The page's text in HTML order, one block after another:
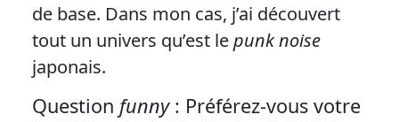
de base. Dans mon cas, j’ai découvert
tout un univers qu’est lepunk noise
japonais.
Question funny: Préférez-vous votre